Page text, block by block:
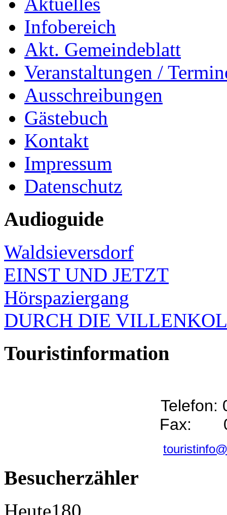
Infobereich
Akt. Gemeindeblatt
Veranstaltungen /
Ausschreibungen
Gästebuch
Kontakt
Impressum
Datenschutz
Audioguide
Waldsieversdorf
EINST UND JETZT
Hörspaziergang
DURCH DIE
Touristinformation
Telefon:
Fax:
Besucherzähler
Heute180